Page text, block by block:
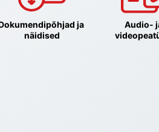
ja
näidised
Audio-